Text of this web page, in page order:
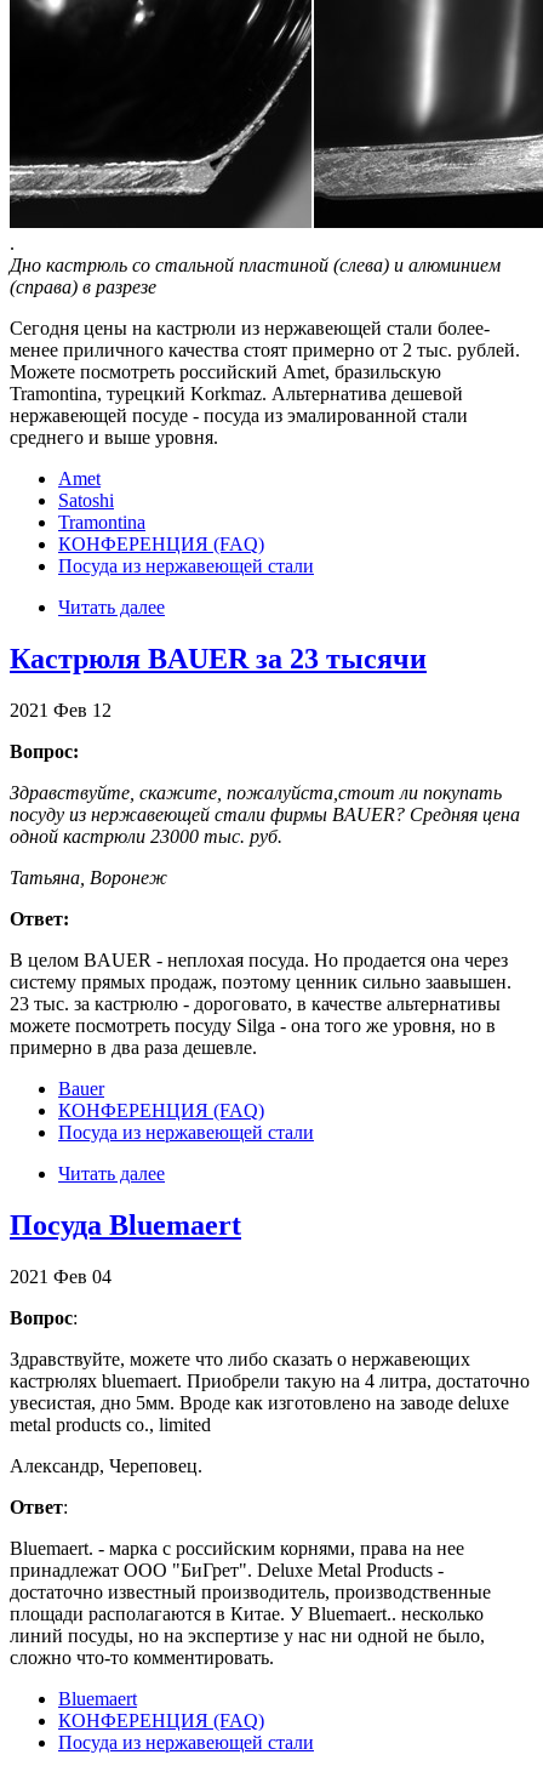
.
Дно кастрюль со стальной пластиной (слева) и алюминием
(справа) в разрезе
Сегодня цены на кастрюли из нержавеющей стали более-
менее приличного качества стоят примерно от 2 тыс. рублей.
Можете посмотреть российский Amet, бразильскую
Tramontina, турецкий Korkmaz. Альтернатива дешевой
нержавеющей посуде - посуда из эмалированной стали
среднего и выше уровня.
Amet
Satoshi
Tramontina
КОНФЕРЕНЦИЯ (FAQ)
Посуда из нержавеющей стали
Читать далее
Кастрюля BAUER за 23 тысячи
2021 Фев 12
Вопрос:
Здравствуйте, скажите, пожалуйста,стоит ли покупать
посуду из нержавеющей стали фирмы BAUER? Средняя цена
одной кастрюли 23000 тыс. руб.
Татьяна, Воронеж
Ответ:
В целом BAUER - неплохая посуда. Но продается она через
систему прямых продаж, поэтому ценник сильно заавышен.
23 тыс. за кастрюлю - дороговато, в качестве альтернативы
можете посмотреть посуду Silga - она того же уровня, но в
примерно в два раза дешевле.
Bauer
КОНФЕРЕНЦИЯ (FAQ)
Посуда из нержавеющей стали
Читать далее
Посуда Bluemaert
2021 Фев 04
Вопрос:
Здравствуйте, можете что либо сказать о нержавеющих
кастрюлях bluemaert. Приобрели такую на 4 литра, достаточно
увесистая, дно 5мм. Вроде как изготовлено на заводе deluxe
metal products co., limited
Александр, Череповец.
Ответ:
Bluemaert. - марка с российским корнями, права на нее
принадлежат ООО "БиГрет". Deluxe Metal Products -
достаточно известный производитель, производственные
площади располагаются в Китае. У Bluemaert.. несколько
линий посуды, но на экспертизе у нас ни одной не было,
сложно что-то комментировать.
Bluemaert
КОНФЕРЕНЦИЯ (FAQ)
Посуда из нержавеющей стали